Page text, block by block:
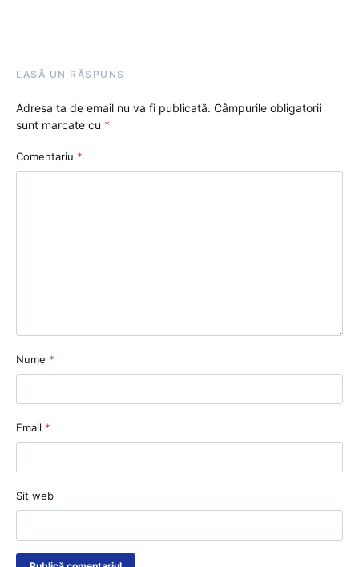
LASĂ UN RĂSPUNS
Adresa ta de email nu va fi publicată. Câmpurile obligatorii
sunt marcate cu *
Comentariu *
Nume *
Email *
Sit web